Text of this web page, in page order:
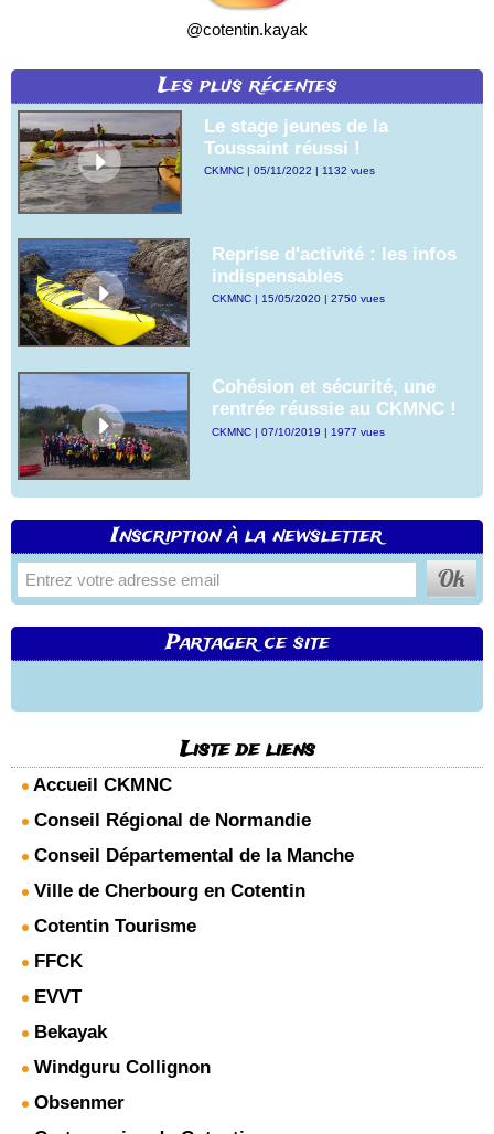
@cotentin.kayak
Les plus récentes
Le stage jeunes de la
Toussaint réussi !
CKMNC | 05/11/2022 | 1132 vues
Reprise d'activité : les infos
indispensables
CKMNC | 15/05/2020 | 2750 vues
Cohésion et sécurité, une
rentrée réussie au CKMNC !
CKMNC | 07/10/2019 | 1977 vues
Inscription à la newsletter
Partager ce site
Liste de liens
Accueil CKMNC
Conseil Régional de Normandie
Conseil Départemental de la Manche
Ville de Cherbourg en Cotentin
Cotentin Tourisme
FFCK
EVVT
Bekayak
Windguru Collignon
Obsenmer